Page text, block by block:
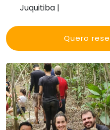
Juquitiba |
Quero